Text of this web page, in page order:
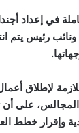
في إعداد
رئيس يتم
لإطلاق
على أن
وإقرار خطط